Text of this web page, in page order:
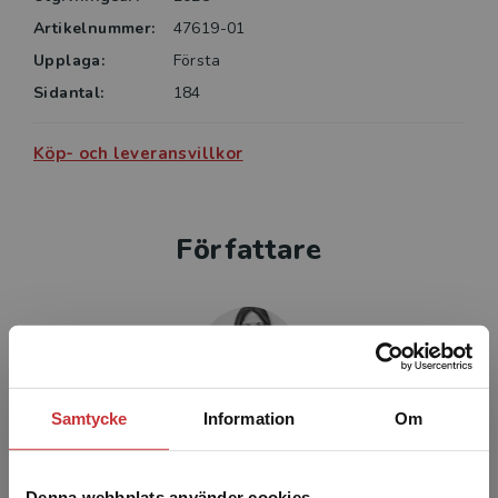
Samtycke Information Om
Artikelnummer:
47619-01
Upplaga:
Första
Sidantal:
184
Köp- och leveransvillkor
Författare
Helén Rigamonti